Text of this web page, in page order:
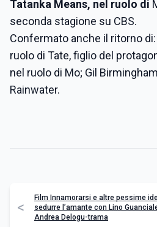
Tatanka Means, nel ruolo di
seconda stagione su CBS.
Confermato anche il ritorno
ruolo di Tate, figlio del
nel ruolo di Mo; Gil
Rainwater.
<
Film Innamorarsi e altre pessime
sedurre l’amante con Lino
Andrea Delogu-trama